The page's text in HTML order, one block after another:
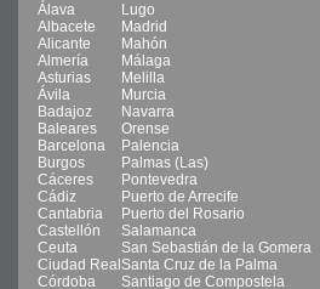
Álava
Lugo
Albacete
Madrid
Alicante
Mahón
Almería
Málaga
Asturias
Melilla
Ávila
Murcia
Badajoz
Navarra
Baleares
Orense
Barcelona
Palencia
Burgos
Palmas (Las)
Cáceres
Pontevedra
Cádiz
Puerto de Arrecife
Cantabria
Puerto del Rosario
Castellón
Salamanca
Ceuta
San Sebastián de la Gomera
Ciudad Real Santa Cruz de la Palma
Córdoba
Santiago de Compostela